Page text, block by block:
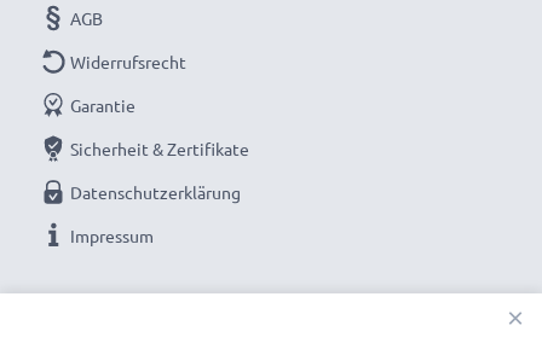
AGB
Widerrufsrecht
Garantie
Sicherheit & Zertifikate
Datenschutzerklärung
Impressum
×